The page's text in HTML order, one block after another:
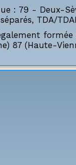
: 79 - Deux-
, TDA/
87 (Haute-